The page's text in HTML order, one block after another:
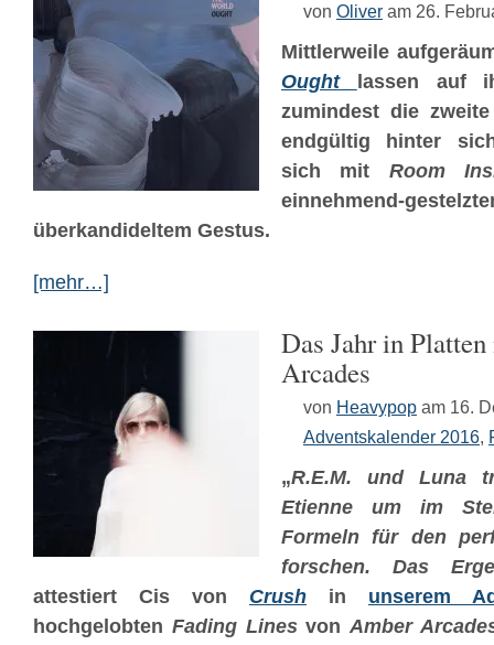
von Oliver am 26.
Mittlerweile
Ought
lassen auf
zumindest die
endgültig hinter
sich mit Room
einnehmend-
überkandideltem Gestus.
[mehr…]
Das Jahr in
Arcades
von Heavypop am 16.
Adventskalender 2016,
„R.E.M. und Luna
Etienne um im
Formeln für den
forschen. Das
attestiert Cis von Crush in unserem
hochgelobten Fading Linesvon Amber